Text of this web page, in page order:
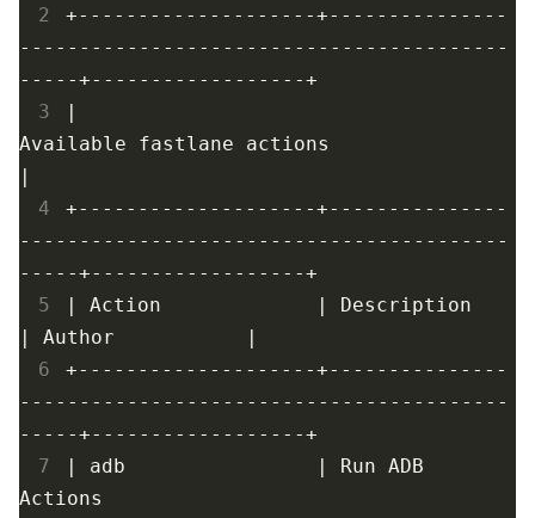
2
+--------------------+---------------
-----------------------------------------
3
|
|
4
+--------------------+---------------
-----------------------------------------
5
| Action |
|
Author
|
6
+--------------------+---------------
-----------------------------------------
7
| adb |
Run ADB